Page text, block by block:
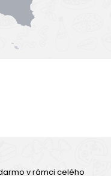
v rámci celého